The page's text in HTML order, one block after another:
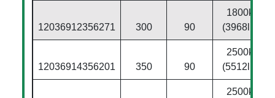
12036912356271 300 90
1800kg
(3968lbs)
12036914356201 350 90
2500kg
(5512lbs)
2500kg